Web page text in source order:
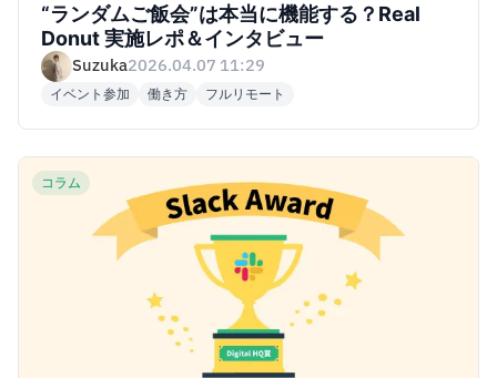
“ランダムご飯会”は本当に機能する？Real
Donut 実施レポ＆インタビュー
Suzuka2026.04.07 11:29
イベント参加 働き方 フルリモート
コラム